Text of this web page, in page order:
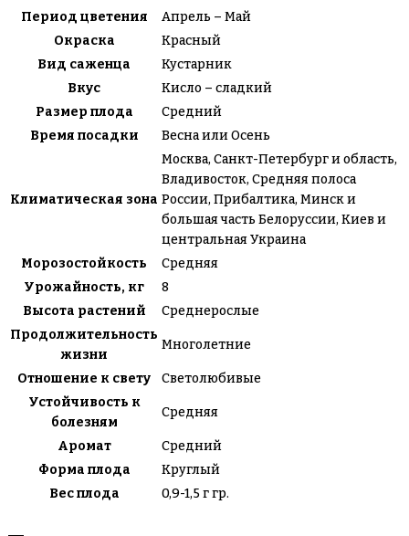
Период цветения
Апрель – Май
Окраска
Красный
Вид саженца
Кустарник
Вкус
Кисло – сладкий
Размер плода
Средний
Время посадки
Весна или Осень
Климатическая зона
Москва, Санкт-Петербург и область,
Владивосток, Средняя полоса
России, Прибалтика, Минск и
большая часть Белоруссии, Киев и
центральная Украина
Морозостойкость
Средняя
Урожайность, кг
8
Высота растений
Среднерослые
Продолжительность
жизни
Многолетние
Отношение к свету
Светолюбивые
Устойчивость к
болезням
Средняя
Аромат
Средний
Форма плода
Круглый
Вес плода
0,9-1,5 г гр.